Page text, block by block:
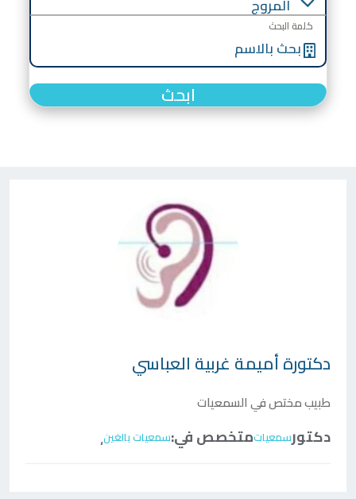
كلمة البحث
ابحث
دكتورةأميمة غربية العباسي
طبيب مختص في السمعيات
دكتورسمعياتمتخصص في:سمعيات بالغين،